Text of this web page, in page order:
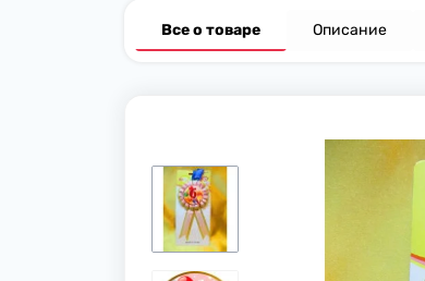
Все о товаре Описание